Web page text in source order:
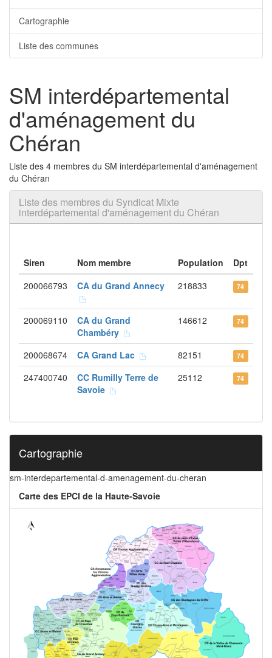
Cartographie
Liste des communes
SM interdépartemental
d'aménagement du
Chéran
Liste des 4 membres du SM interdépartemental d'aménagement
du Chéran
Liste des membres du Syndicat Mixte
interdépartemental d'aménagement du Chéran
Siren Nom membre Population
Dpt
200066793
CA du Grand Annecy 218833 74
200069110
CA du Grand
Chambéry
146612 74
200068674 CA Grand Lac 82151 74
247400740
CC Rumilly Terre de
Savoie
25112 74
Cartographie
sm-interdepartemental-d-amenagement-du-cheran
Carte des EPCI de la Haute-Savoie